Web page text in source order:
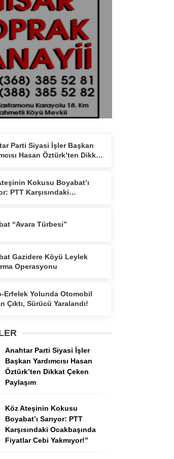
Parti Siyasi İşler Başkan
Hasan Öztürk’ten Dikkat
Kokusu Boyabat’ı
PTT Karşısındaki
“Avara Türbesi”
Gazidere Köyü Leylek
Operasyonu
Erfelek Yolunda Otomobil
Çıktı, Sürücü Yaralandı!
Anahtar Parti Siyasi İşler
Başkan Yardımcısı Hasan
Öztürk’ten Dikkat Çeken
Paylaşım
Köz Ateşinin Kokusu
Boyabat’ı Sarıyor: PTT
Karşısındaki Ocakbaşında
Fiyatlar Cebi Yakmıyor!”